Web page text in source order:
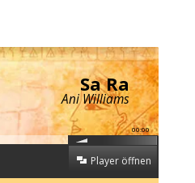
Sa Ra
Ani Williams
00:00
Player öffnen